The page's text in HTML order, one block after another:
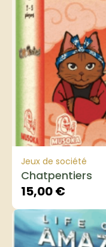
Jeux de société
Chatpentiers
15,00€